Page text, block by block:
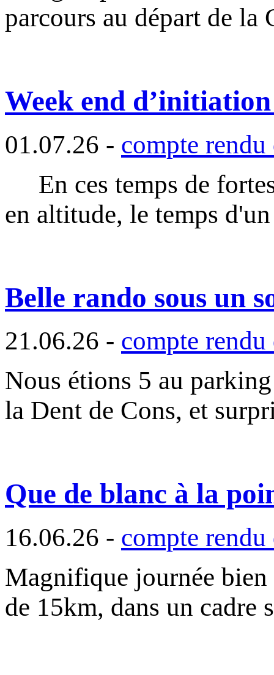
parcours au départ de la
Week end
01.07.26 - compte rendu
En ces temps de
en altitude, le temps
Belle rando sous un
21.06.26 - compte rendu
Nous étions 5 au
la Dent de Cons, et
Que de blanc à la
16.06.26 - compte rendu
Magnifique journée bien
de 15km, dans un